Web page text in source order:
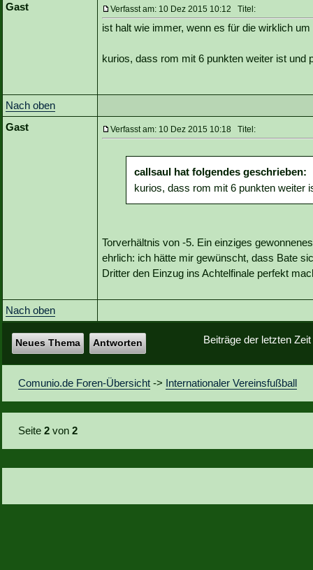
Gast
Verfasst am: 10 Dez 2015 10:12 Titel:
ist halt wie immer, wenn es für die wirklich
kurios, dass rom mit 6 punkten weiter ist und
Nach oben
Gast
Verfasst am: 10 Dez 2015 10:18 Titel:
callsaul hat folgendes geschrieben:
kurios, dass rom mit 6 punkten weiter
Torverhältnis von -5. Ein einziges
ehrlich: ich hätte mir gewünscht, dass Bate
Dritter den Einzug ins Achtelfinale perfekt
Nach oben
Beiträge der letzten
Neues Thema Antworten
Comunio.de Foren-Übersicht -> Internationaler Vereinsfußball
Seite2 von2